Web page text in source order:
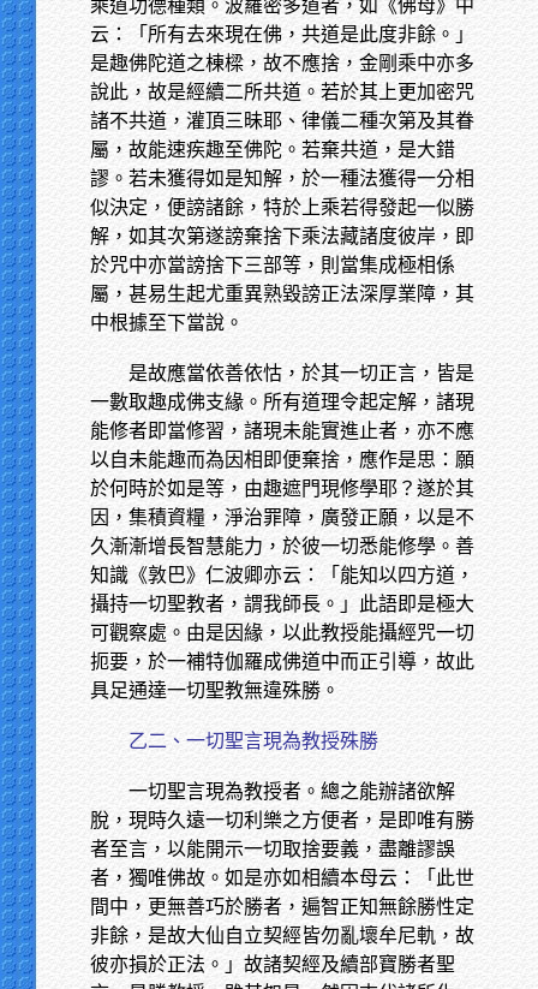
乘道功德種類。波羅密多道者，如《佛母》中
云：「所有去來現在佛，共道是此度非餘。」
是趣佛陀道之棟樑，故不應捨，金剛乘中亦多
說此，故是經續二所共道。若於其上更加密咒
諸不共道，灌頂三昧耶、律儀二種次第及其眷
屬，故能速疾趣至佛陀。若棄共道，是大錯
謬。若未獲得如是知解，於一種法獲得一分相
似決定，便謗諸餘，特於上乘若得發起一似勝
解，如其次第遂謗棄捨下乘法藏諸度彼岸，即
於咒中亦當謗捨下三部等，則當集成極相係
屬，甚易生起尤重異熟毀謗正法深厚業障，其
中根據至下當說。
是故應當依善依怙，於其一切正言，皆是
一數取趣成佛支緣。所有道理令起定解，諸現
能修者即當修習，諸現未能實進止者，亦不應
以自未能趣而為因相即便棄捨，應作是思：願
於何時於如是等，由趣遮門現修學耶？遂於其
因，集積資糧，淨治罪障，廣發正願，以是不
久漸漸增長智慧能力，於彼一切悉能修學。善
知識《敦巴》仁波卿亦云：「能知以四方道，
攝持一切聖教者，謂我師長。」此語即是極大
可觀察處。由是因緣，以此教授能攝經咒一切
扼要，於一補特伽羅成佛道中而正引導，故此
具足通達一切聖教無違殊勝。
乙二、一切聖言現為教授殊勝
一切聖言現為教授者。總之能辦諸欲解
脫，現時久遠一切利樂之方便者，是即唯有勝
者至言，以能開示一切取捨要義，盡離謬誤
者，獨唯佛故。如是亦如相續本母云：「此世
間中，更無善巧於勝者，遍智正知無餘勝性定
非餘，是故大仙自立契經皆勿亂壞牟尼軌，故
彼亦損於正法。」故諸契經及續部寶勝者聖